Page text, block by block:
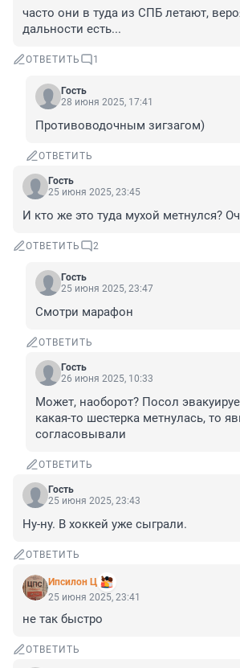
часто они в туда из СПБ летают,
дальности есть...
ОТВЕТИТЬ 1
Гость
28 июня 2025, 17:41
Противоводочным зигзагом)
ОТВЕТИТЬ
Гость
25 июня 2025, 23:45
И кто же это туда мухой метнулся?
ОТВЕТИТЬ 2
Гость
25 июня 2025, 23:47
Смотри марафон
ОТВЕТИТЬ
Гость
26 июня 2025, 10:33
Может, наоборот? Посол
какая-то шестерка метнулась, то
согласовывали
ОТВЕТИТЬ
Гость
25 июня 2025, 23:43
Ну-ну. В хоккей уже сыграли.
ОТВЕТИТЬ
Ипсилон Ц
25 июня 2025, 23:41
не так быстро
ОТВЕТИТЬ